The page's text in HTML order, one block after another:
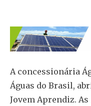
A concessionária
Águas do Brasil,
Jovem Aprendiz. As